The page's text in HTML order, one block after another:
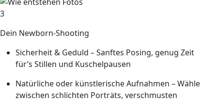
3
Dein Newborn-Shooting
Sicherheit & Geduld – Sanftes Posing, genug Zeit
für’s Stillen und Kuschelpausen
Natürliche oder künstlerische Aufnahmen – Wähle
zwischen schlichten Porträts, verschmusten